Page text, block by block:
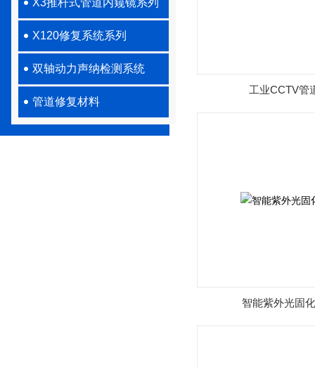
X3推杆式管道内窥镜系列
X120修复系统系列
双轴动力声纳检测系统
管道修复材料
工业CCTV管
智能紫外光固